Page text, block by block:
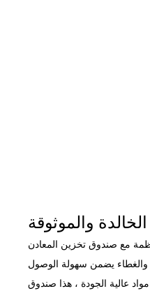
مع صندوق تخزين المعادن
والغطاء يضمن سهولة الوصول
عالية الجودة ، هذا صندوق